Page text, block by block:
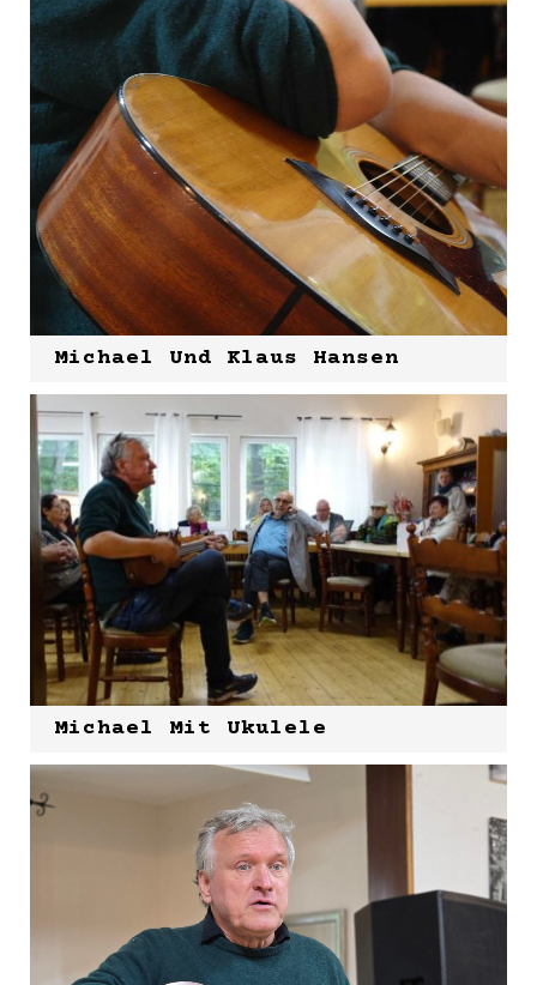
Michael Und Klaus Hansen
Michael Mit Ukulele